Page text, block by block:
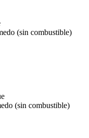
(sin combustible)
(sin combustible)